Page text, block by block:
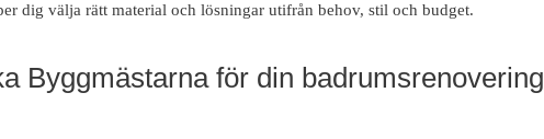
dig välja rätt material och lösningar utifrån behov, stil och budget.
Byggmästarna för din badrumsrenovering